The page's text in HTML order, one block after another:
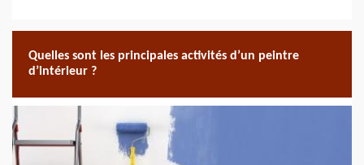
Quelles sont les principales activités d’un peintre
d’intérieur ?